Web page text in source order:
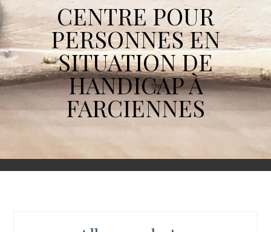
CENTRE POUR
PERSONNES EN
SITUATION DE
HANDICAP À
FARCIENNES